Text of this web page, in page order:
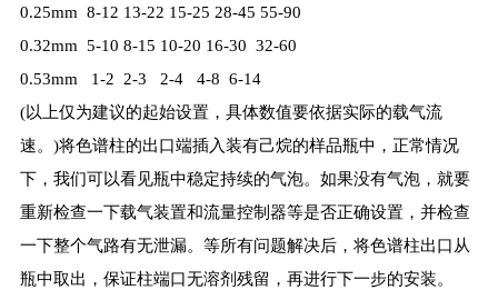
0.25mm 8-12 13-22 15-25 28-45 55-90
0.32mm 5-10 8-15 10-20 16-30 32-60
0.53mm 1-2 2-3 2-4 4-8 6-14
(以上仅为建议的起始设置，具体数值要依据实际的载气流
速。)将色谱柱的出口端插入装有己烷的样品瓶中，正常情况
下，我们可以看见瓶中稳定持续的气泡。如果没有气泡，就要
重新检查一下载气装置和流量控制器等是否正确设置，并检查
一下整个气路有无泄漏。等所有问题解决后，将色谱柱出口从
瓶中取出，保证柱端口无溶剂残留，再进行下一步的安装。